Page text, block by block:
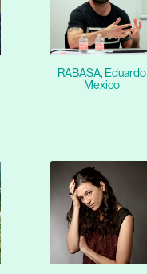
RABASA, Eduardo
Mexico